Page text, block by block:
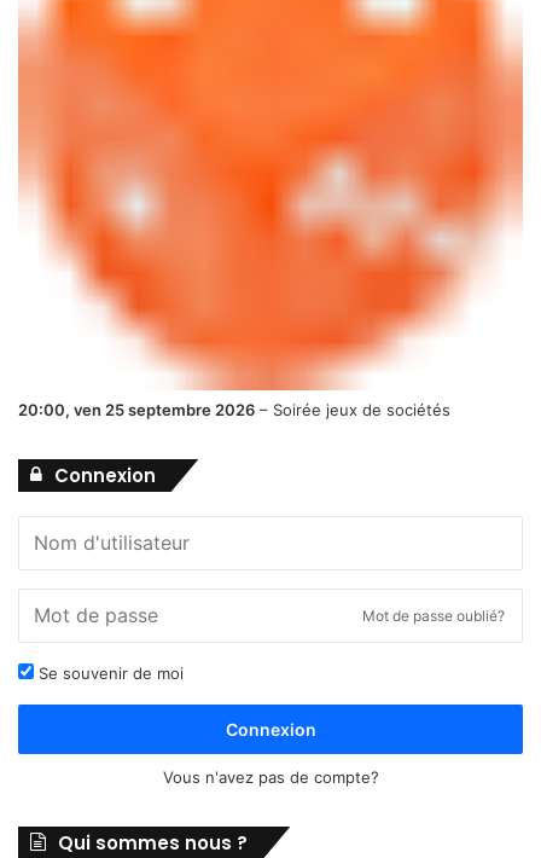
20:00, ven 25 septembre 2026 – Soirée jeux de sociétés
Connexion
Mot de passe oublié?
Se souvenir de moi
Connexion
Vous n'avez pas de compte?
Qui sommes nous ?